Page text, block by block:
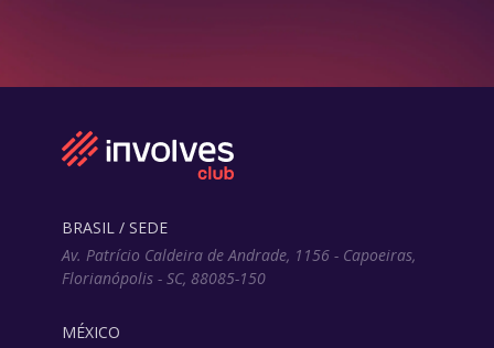
BRASIL / SEDE
Av. Patrício Caldeira de Andrade, 1156 - Capoeiras,
Florianópolis - SC, 88085-150
MÉXICO